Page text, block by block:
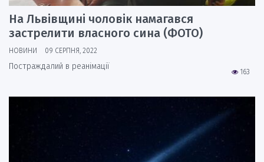
На Львівщині чоловік намагався
застрелити власного сина (ФОТО)
НОВИНИ 09 СЕРПНЯ, 2022
163
Постраждалий в реанімації